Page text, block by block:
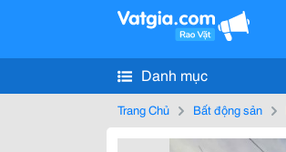
Danh mục
Trang Chủ Bất động sản